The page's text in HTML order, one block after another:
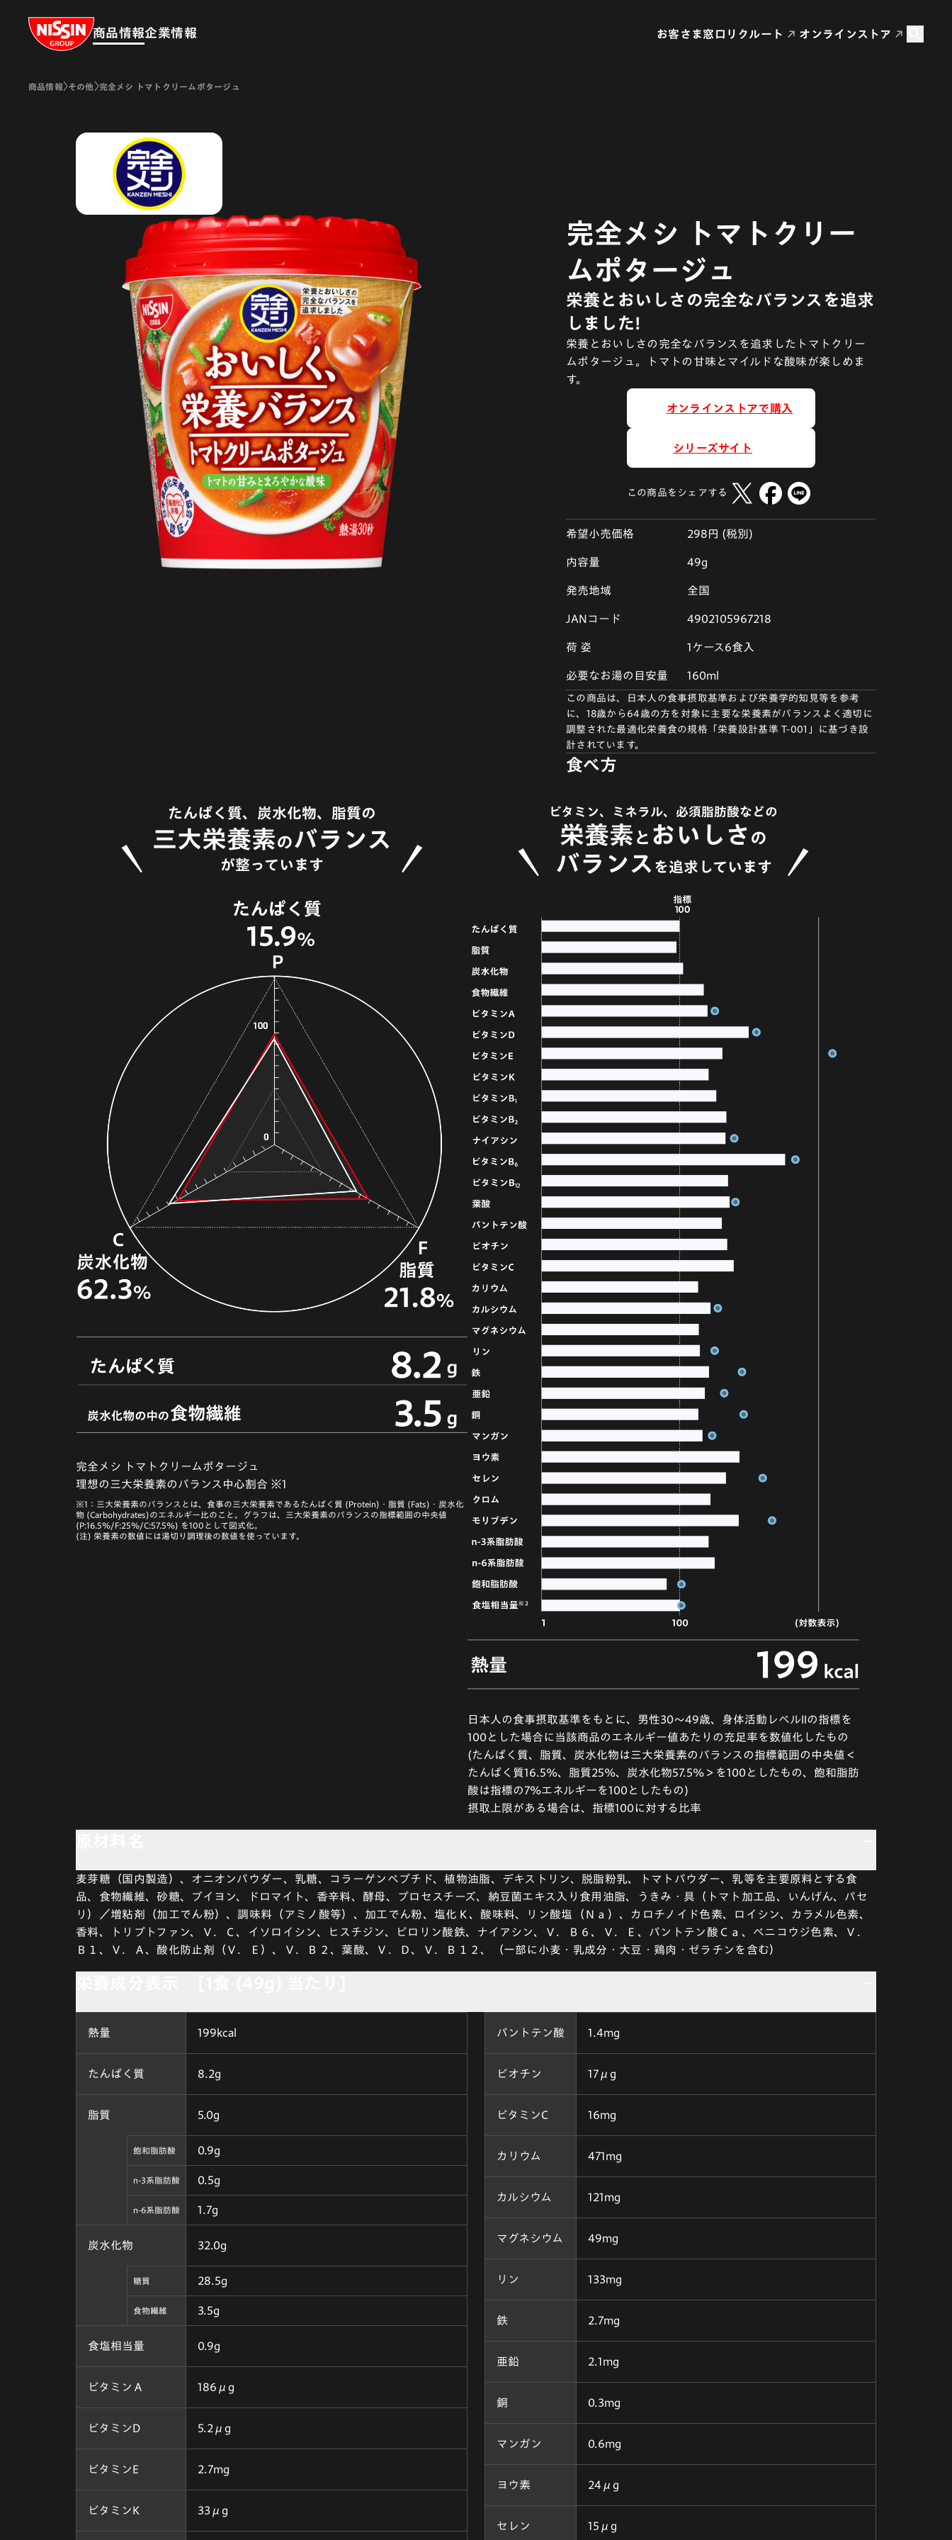
Nissin Group
商品情報企業情報 お客さま窓口 リクルート オンラインストア
商品情報 その他 完全メシ トマトクリームポタージュ
完全メシ トマトクリー
ムポタージュ
栄養とおいしさの完全なバランスを追求
しました!
栄養とおいしさの完全なバランスを追求したトマトクリー
ムポタージュ。トマトの甘味とマイルドな酸味が楽しめま
す。
オンラインストアで購入
シリーズサイト
この商品をシェアする
希望小売価格 298円 (税別)
内容量 49g
発売地域 全国
JANコード 4902105967218
荷 姿 1ケース6食入
必要なお湯の目安量 160ml
この商品は、日本人の食事摂取基準および栄養学的知見等を参考
に、18歳から64歳の方を対象に主要な栄養素がバランスよく適切に
調整された最適化栄養食の規格「栄養設計基準 T-001」に基づき設
計されています。
食べ方
たんぱく質、炭水化物、脂質の
三大栄養素の バランス
が整っています
完全メシ トマトクリームポタージュ
理想の三大栄養素のバランス中心割合 ※1
※1：三大栄養素のバランスとは、食事の三大栄養素であるたんぱく質 (Protein)・脂質 (Fats)・炭水化
物 (Carbohydrates)のエネルギー比のこと。グラフは、三大栄養素のバランスの指標範囲の中央値
(P:16.5%/F:25%/C:57.5%) を100として図式化。
(注) 栄養素の数値には湯切り調理後の数値を使っています。
ビタミン、ミネラル、必須脂肪酸などの
栄養素 と おいしさ の
バランス を追求しています
日本人の食事摂取基準をもとに、男性30～49歳、身体活動レベルIIの指標を
100とした場合に当該商品のエネルギー値あたりの充足率を数値化したもの
(たんぱく質、脂質、炭水化物は三大栄養素のバランスの指標範囲の中央値＜
たんぱく質16.5%、脂質25%、炭水化物57.5%＞を100としたもの、飽和脂肪
酸は指標の7%エネルギーを100としたもの)
摂取上限がある場合は、指標100に対する比率
麦芽糖（国内製造）、オニオンパウダー、乳糖、コラーゲンペプチド、植物油脂、デキストリン、脱脂粉乳、トマトパウダー、乳等を主要原料とする食
品、食物繊維、砂糖、ブイヨン、ドロマイト、香辛料、酵母、プロセスチーズ、納豆菌エキス入り食用油脂、うきみ・具（トマト加工品、いんげん、パセ
リ）／増粘剤（加工でん粉）、調味料（アミノ酸等）、加工でん粉、塩化Ｋ、酸味料、リン酸塩（Ｎａ）、カロチノイド色素、ロイシン、カラメル色素、
香料、トリプトファン、Ｖ．Ｃ、イソロイシン、ヒスチジン、ピロリン酸鉄、ナイアシン、Ｖ．Ｂ６、Ｖ．Ｅ、パントテン酸Ｃａ、ベニコウジ色素、Ｖ．
Ｂ１、Ｖ．Ａ、酸化防止剤（Ｖ．Ｅ）、Ｖ．Ｂ２、葉酸、Ｖ．Ｄ、Ｖ．Ｂ１２、（一部に小麦・乳成分・大豆・鶏肉・ゼラチンを含む）
熱量 199kcal
たんぱく質 8.2g
脂質 5.0g
飽和脂肪酸 0.9g
n-3系脂肪酸 0.5g
n-6系脂肪酸 1.7g
炭水化物 32.0g
糖質 28.5g
食物繊維 3.5g
食塩相当量 0.9g
ビタミンＡ 186μg
ビタミンD 5.2μg
ビタミンE 2.7mg
ビタミンK 33μg
パントテン酸 1.4mg
ビオチン 17μg
ビタミンC 16mg
カリウム 471mg
カルシウム 121mg
マグネシウム 49mg
リン 133mg
鉄 2.7mg
亜鉛 2.1mg
銅 0.3mg
マンガン 0.6mg
ヨウ素 24μg
セレン 15μg